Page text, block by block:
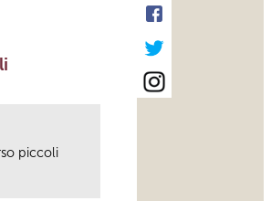
piccoli